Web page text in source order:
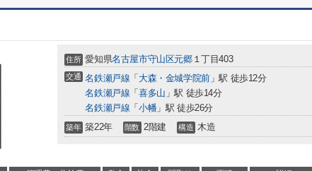
住所 愛知県名古屋市守山区元郷１丁目403
交通 名鉄瀬戸線 「 大森・金城学院前」駅 徒歩12分
名鉄瀬戸線 「 喜多山 」駅 徒歩14分
名鉄瀬戸線 「 小幡 」駅 徒歩26分
築年 築22年 階数 2階建 構造 木造